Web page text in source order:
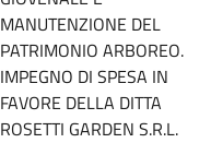
MANUTENZIONE DEL
PATRIMONIO ARBOREO.
IMPEGNO DI SPESA IN
FAVORE DELLA DITTA
ROSETTI GARDEN S.R.L.